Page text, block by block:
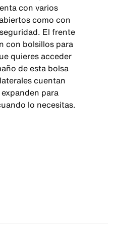
con varios
como con
El frente
con bolsillos para
quieres acceder
de esta bolsa
cuentan
para
lo necesitas.